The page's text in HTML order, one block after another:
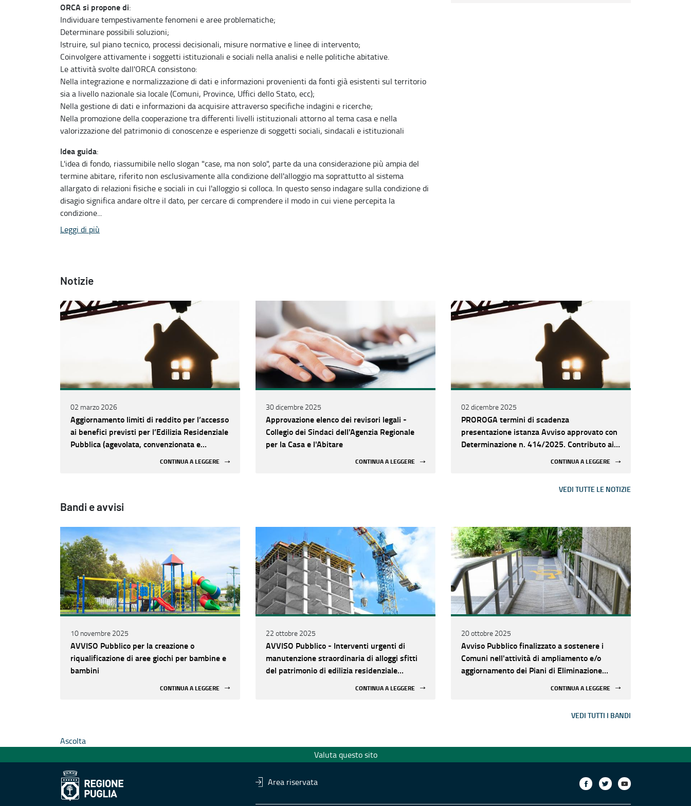
ORCA si propone di:
Individuare tempestivamente fenomeni e aree problematiche;
Determinare possibili soluzioni;
Istruire, sul piano tecnico, processi decisionali, misure normative e linee di intervento;
Coinvolgere attivamente i soggetti istituzionali e sociali nella analisi e nelle politiche abitative.
Le attività svolte dall'ORCA consistono:
Nella integrazione e normalizzazione di dati e informazioni provenienti da fonti già esistenti sul territorio
sia a livello nazionale sia locale (Comuni, Province, Uffici dello Stato, ecc);
Nella gestione di dati e informazioni da acquisire attraverso specifiche indagini e ricerche;
Nella promozione della cooperazione tra differenti livelli istituzionali attorno al tema casa e nella
valorizzazione del patrimonio di conoscenze e esperienze di soggetti sociali, sindacali e istituzionali
Idea guida:
L'idea di fondo, riassumibile nello slogan "case, ma non solo", parte da una considerazione più ampia del
termine abitare, riferito non esclusivamente alla condizione dell'alloggio ma soprattutto al sistema
allargato di relazioni fisiche e sociali in cui l'alloggio si colloca. In questo senso indagare sulla condizione di
disagio significa andare oltre il dato, per cercare di comprendere il modo in cui viene percepita la
condizione...
Leggi di più
Notizie
02 marzo 2026
Aggiornamento limiti di reddito per l’accesso
ai benefici previsti per l’Edilizia Residenziale
Pubblica (agevolata, convenzionata e
CONTINUA A LEGGERE
30 dicembre 2025
Approvazione elenco dei revisori legali -
Collegio dei Sindaci dell'Agenzia Regionale
per la Casa e l'Abitare
CONTINUA A LEGGERE
02 dicembre 2025
PROROGA termini di scadenza
presentazione istanza Avviso approvato con
Determinazione n. 414/2025. Contributo ai
CONTINUA A LEGGERE
VEDI TUTTE LE NOTIZIE
Bandi e avvisi
10 novembre 2025
AVVISO Pubblico per la creazione o
riqualificazione di aree giochi per bambine e
bambini
CONTINUA A LEGGERE
22 ottobre 2025
AVVISO Pubblico - Interventi urgenti di
manutenzione straordinaria di alloggi sfitti
del patrimonio di edilizia residenziale
CONTINUA A LEGGERE
20 ottobre 2025
Avviso Pubblico finalizzato a sostenere i
Comuni nell'attività di ampliamento e/o
aggiornamento dei Piani di Eliminazione
CONTINUA A LEGGERE
VEDI TUTTI I BANDI
Ascolta
Valuta questo sito
Area riservata